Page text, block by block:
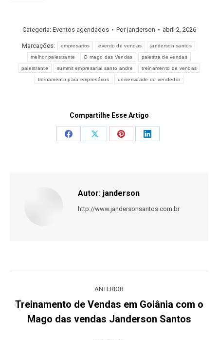
Categoria: Eventos agendados Porjanderson abril 2, 2026
Marcações: empresarios evento de vendas janderson santos
melhor palestrante O mago das Vendas palestra de vendas
palestrante summit empresarial santo andre treinamento de vendas
treinamento para empresários universidade do vendedor
Compartilhe Esse Artigo
Share
Share
Share
Share
Autor: janderson
http://www.jandersonsantos.com.br
post:
ANTERIOR
anterior:
Treinamento de Vendas em Goiânia com o
Mago das vendas Janderson Santos